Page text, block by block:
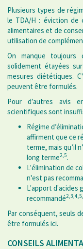
Plusieurs types de
le TDA/H : éviction de
alimentaires et de
utilisation de
On manque
solidement étayées
mesures diététiques.
peuvent être formulés.
Pour d’autres avis
scientifiques sont
Régime
affirment que ce
terme, mais qu’il
long terme2,5.
L'élimination de
n'est pas
L'apport d'acides
recommandé
Par conséquent, seuls
être formulés ici.
CONSEILS